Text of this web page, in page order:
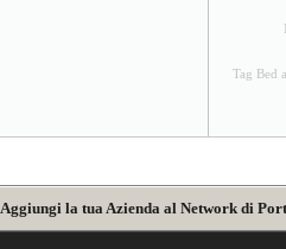
Tag Bed
Aggiungi la tua Azienda al Network di